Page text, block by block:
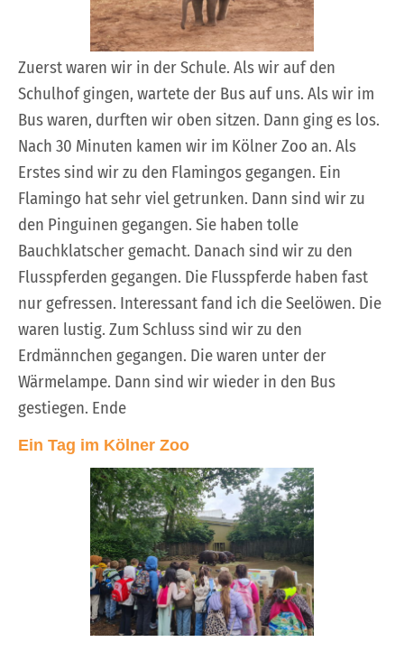
Zuerst waren wir in der Schule. Als wir auf den
Schulhof gingen, wartete der Bus auf uns. Als wir im
Bus waren, durften wir oben sitzen. Dann ging es los.
Nach 30 Minuten kamen wir im Kölner Zoo an. Als
Erstes sind wir zu den Flamingos gegangen. Ein
Flamingo hat sehr viel getrunken. Dann sind wir zu
den Pinguinen gegangen. Sie haben tolle
Bauchklatscher gemacht. Danach sind wir zu den
Flusspferden gegangen. Die Flusspferde haben fast
nur gefressen. Interessant fand ich die Seelöwen. Die
waren lustig. Zum Schluss sind wir zu den
Erdmännchen gegangen. Die waren unter der
Wärmelampe. Dann sind wir wieder in den Bus
gestiegen. Ende
Ein Tag im Kölner Zoo